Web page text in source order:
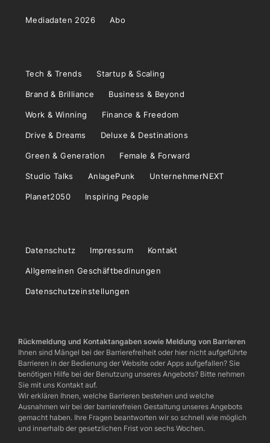
Mediadaten 2026 Abo
Tech & Trends Startup & Scaling
Brand & Brilliance Business & Beyond
Work & Winning Finance & Freedom
Drive & Dreams Deluxe & Destinations
Green & Generation Female & Forward
Studio Talks AnlagePunk UnternehmerNEXT
Planet2050 Inspiring People
Datenschutz Impressum Kontakt
Allgemeinen Geschäftbedinungen
Datenschutzeinstellungen
Rückmeldung und Kontaktangaben sowie Meldung von Barrieren
Ihnen sind Mängel bei der Barrierefreiheit oder hier nicht aufgeführte
Barrieren in der Bedienung der Website oder Apps aufgefallen? Sie
benötigen Hilfe bei der Benutzung unseres Angebots? Bitte nehmen
Sie mit uns Kontakt auf.
Wir erklären Ihnen, welche Barrieren bestehen und welche
Ausnahmen wir bei der barrierefreien Gestaltung unseres Angebots
gemacht haben. Ihre Fragen beantworten wir so schnell wie möglich
und innerhalb der gesetzlichen Frist von sechs Wochen.